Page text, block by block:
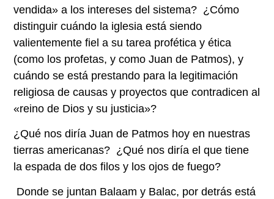
vendida» a los intereses del sistema? ¿Cómo
distinguir cuándo la iglesia está siendo
valientemente fiel a su tarea profética y ética
(como los profetas, y como Juan de Patmos), y
cuándo se está prestando para la legitimación
religiosa de causas y proyectos que contradicen al
«reino de Dios y su justicia»?
¿Qué nos diría Juan de Patmos hoy en nuestras
tierras americanas? ¿Qué nos diría el que tiene
la espada de dos filos y los ojos de fuego?
Donde se juntan Balaam y Balac, por detrás está